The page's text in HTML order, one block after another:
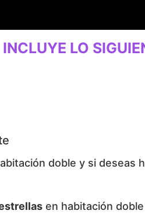
LO
doble y si deseas
en habitación